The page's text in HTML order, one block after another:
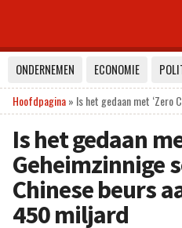
ONDERNEMEN ECONOMIE
Hoofdpagina» Is het gedaan met ‘Zero
Is het gedaan
Geheimzinnige
Chinese beurs
450 miljard